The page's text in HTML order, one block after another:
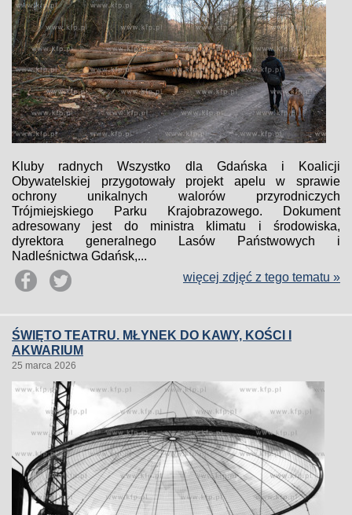
Kluby radnych Wszystko dla Gdańska i Koalicji
Obywatelskiej przygotowały projekt apelu w sprawie
ochrony unikalnych walorów przyrodniczych
Trójmiejskiego Parku Krajobrazowego. Dokument
adresowany jest do ministra klimatu i środowiska,
dyrektora generalnego Lasów Państwowych i
Nadleśnictwa Gdańsk,...
więcej zdjęć z tego tematu »
ŚWIĘTO TEATRU. MŁYNEK DO KAWY, KOŚCI I
AKWARIUM
25 marca 2026